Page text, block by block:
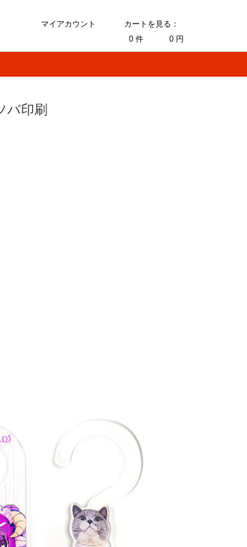
マイアカウント
カートを見る：
0 件 0 円
バ印刷